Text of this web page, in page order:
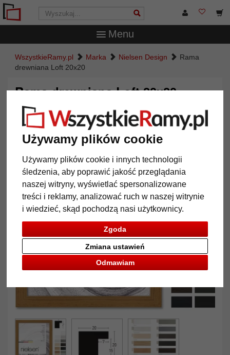
Używamy plików cookie
Używamy plików cookie i innych technologii
śledzenia, aby poprawić jakość przeglądania
naszej witryny, wyświetlać spersonalizowane
treści i reklamy, analizować ruch w naszej witrynie
i wiedzieć, skąd pochodzą nasi użytkownicy.
Zgoda
Odmawiam
Zmiana ustawień
Menu
WszystkieRamy.pl Marka Nielsen Design
Rama
drewniana Loft 20x20
Rama drewniana Loft 20x20